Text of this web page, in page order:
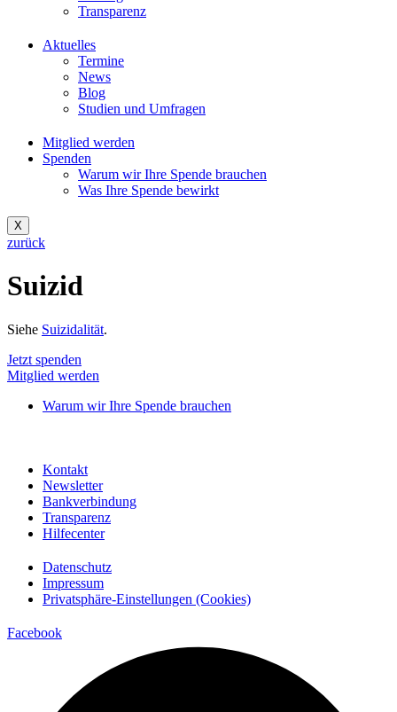
Transparenz
Aktuelles
Termine
News
Blog
Studien und Umfragen
Mitglied werden
Spenden
Warum wir Ihre Spende brauchen
Was Ihre Spende bewirkt
X
zurück
Suizid
Siehe Suizidalität.
Jetzt spenden
Mitglied werden
Warum wir Ihre Spende brauchen
Kontakt
Newsletter
Bankverbindung
Transparenz
Hilfecenter
Datenschutz
Impressum
Privatsphäre-Einstellungen (Cookies)
Facebook